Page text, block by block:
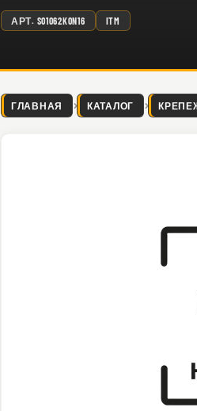
АРТ. S01062K0N16 ITM
ГЛАВНАЯ КАТАЛОГ